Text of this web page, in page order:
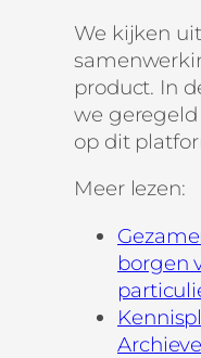
We kijken
product. In
we
op dit
Meer lezen:
borgen